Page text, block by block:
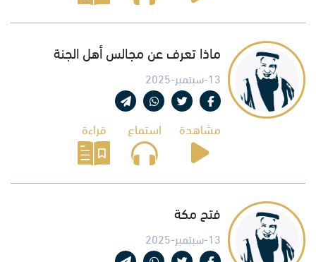
ماذا تعرف عن مجالس أهل الجنة
13-سبتمبر-2025
مشاهدة استماع قراءة
فتح مكة
13-سبتمبر-2025